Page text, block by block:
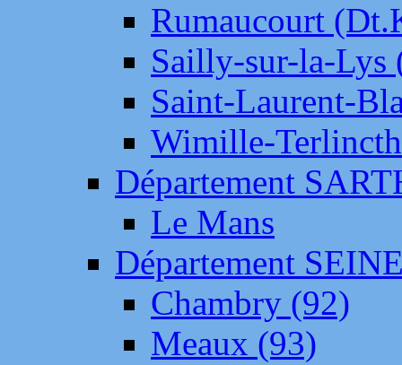
Rumaucourt
Sailly-sur-la-Lys
Saint-Laurent-
Wimille-
Département
Le Mans
Département
Chambry (92)
Meaux (93)